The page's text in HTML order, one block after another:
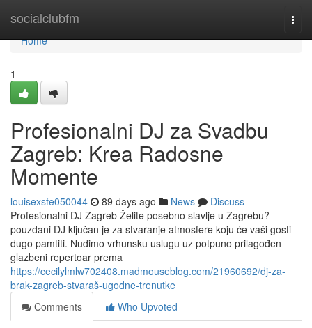
socialclubfm
Home
Home
1
Profesionalni DJ za Svadbu
Zagreb: Krea Radosne
Momente
louisexsfe050044 89 days ago News
Discuss
Profesionalni DJ Zagreb Želite posebno slavlje u Zagrebu?
pouzdani DJ ključan je za stvaranje atmosfere koju će vaši gosti
dugo pamtiti. Nudimo vrhunsku uslugu uz potpuno prilagođen
glazbeni repertoar prema
https://cecilylmlw702408.madmouseblog.com/21960692/dj-za-
brak-zagreb-stvaraš-ugodne-trenutke
Comments
Who Upvoted